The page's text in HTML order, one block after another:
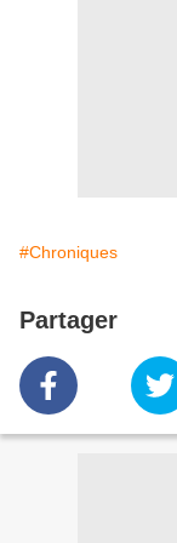
#Chroniques
Partager